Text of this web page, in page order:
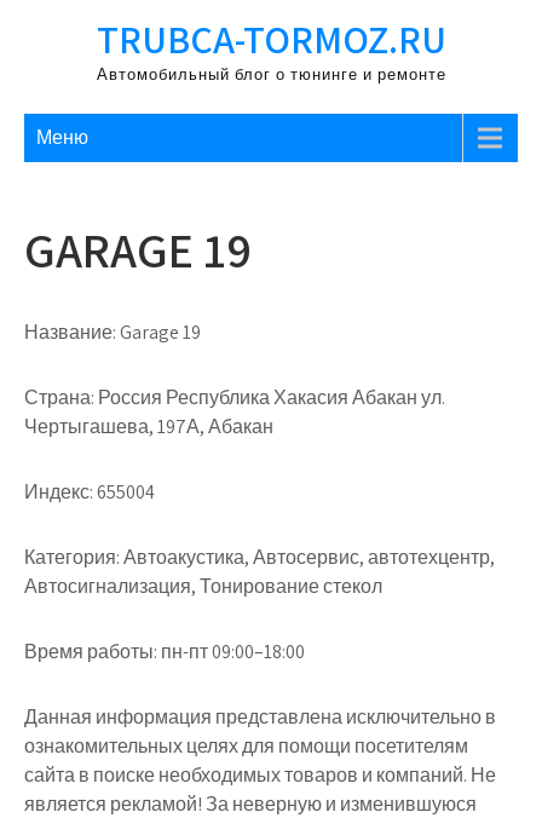
содержимому
TRUBCA-TORMOZ.RU
Автомобильный блог о тюнинге и ремонте
Меню
GARAGE 19
Название:Garage 19
Страна: Россия Республика Хакасия Абакан ул.
Чертыгашева, 197А, Абакан
Индекс:655004
Категория:Автоакустика, Автосервис, автотехцентр,
Автосигнализация, Тонирование стекол
Время работы: пн-пт 09:00–18:00
Данная информация представлена исключительно в
ознакомительных целях для помощи посетителям
сайта в поиске необходимых товаров и компаний. Не
является рекламой! За неверную и изменившуюся